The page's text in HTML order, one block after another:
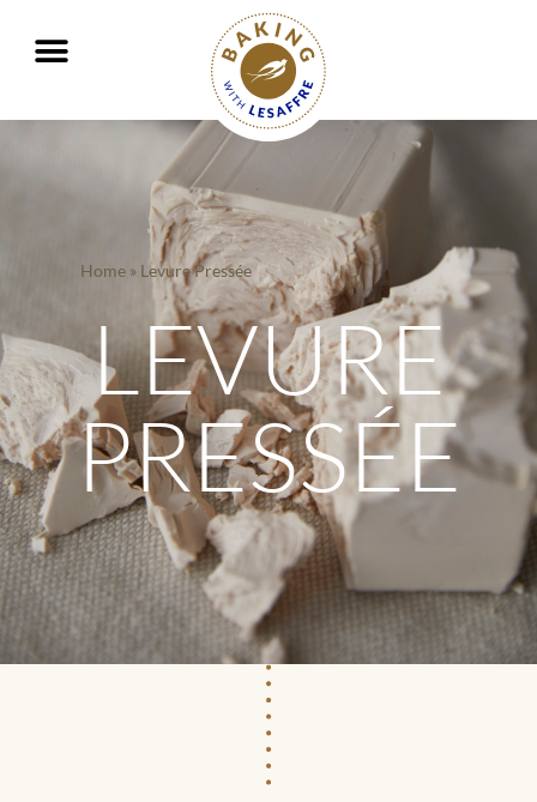
Travailler ensemble pour mieux nourrir et protéger la planète
Home » Levure Pressée
LEVURE
PRESSÉE